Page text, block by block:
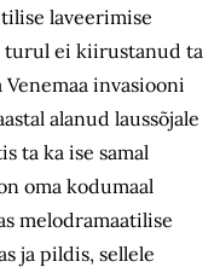
laveerimise
turul ei kiirustanud ta
invasiooni
alanud laussõjale
ta ka ise samal
oma kodumaal
melodramaatilise
ja pildis, sellele